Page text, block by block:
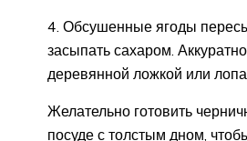
4. Обсушенные ягоды
засыпать сахаром.
деревянной ложкой или
Желательно готовить
посуде с толстым дном,